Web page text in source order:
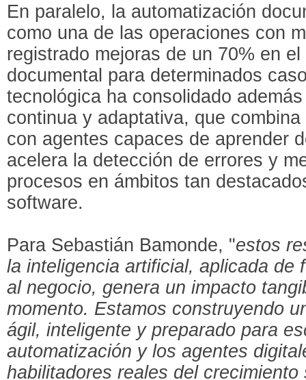
En paralelo, la automatización
como una de las operaciones con
registrado mejoras de un 70% en
documental para determinados
tecnológica ha consolidado
continua y adaptativa, que
con agentes capaces de aprender
acelera la detección de errores y
procesos en ámbitos tan
software.
Para Sebastián Bamonde, "estos
la inteligencia artificial, aplicada de
al negocio, genera un impacto
momento. Estamos construyendo
ágil, inteligente y preparado para
automatización y los agentes
habilitadores reales del